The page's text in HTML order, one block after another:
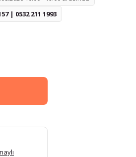
| 0532 211 1993